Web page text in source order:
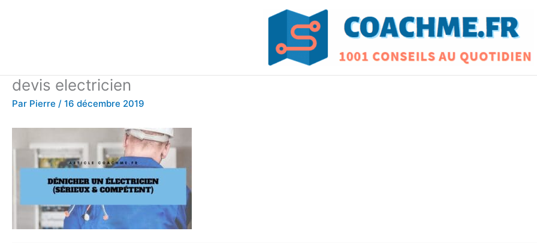
devis electricien
Par Pierre / 16 décembre 2019